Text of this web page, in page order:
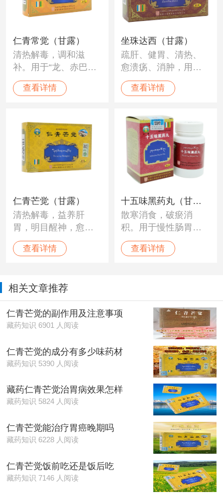
仁青常觉（甘露）
清热解毒，调和滋
补。用于“龙、赤巴、
培根"各病，陈旧性胃
肠炎、溃疡，“木
麻风，陈旧热病、炭
疽、疖痛，干黄水，
化脓等。
查看详情
坐珠达西（甘露）
疏肝、健胃、清热、
愈溃疡、消肿，用
于“木布”病迁延不愈、
胃脘嘈杂、灼痛，肝
逆，吐泻胆汁，坏血
和烟汁样物，急腹
痛，黄水病。脏腑痞
瘤，食物中毒以及陈
旧内科疾病，浮肿，
水肿等。
查看详情
仁青芒觉（甘露）
清热解毒，益养肝
胃，明目醒神，愈
疮，滋补强身。用于
自然毒、食物毒、配
道溃疡，急慢性肠胃
炎，萎缩性胃炎，腹
水，麻风病等。
查看详情
十五味黑药丸（甘
露）
散寒消食，破瘀消
积。用于慢性肠胃
炎、胃出血、胃冷
痛、消化不良、食欲
查看详情
相关文章推荐
仁青芒觉的副作用及注意事项
藏药知识 6901 人阅读
仁青芒觉的成分有多少味药材
藏药知识 5390 人阅读
藏药仁青芒觉治胃病效果怎样
藏药知识 5824 人阅读
仁青芒觉能治疗胃癌晚期吗
藏药知识 6228 人阅读
仁青芒觉饭前吃还是饭后吃
藏药知识 7146 人阅读